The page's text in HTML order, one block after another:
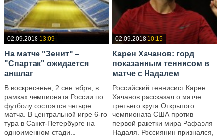
02.09.2018 13:09
На матче "Зенит" –
"Спартак" ожидается
аншлаг
В воскресенье, 2 сентября, в
рамках чемпионата России по
футболу состоятся четыре
матча. В центральной игре 6-го
тура в Санкт-Петербурге на
одноименном стади...
02.09.2018 10:15
Карен Хачанов: горд
показанным теннисом в
матче с Надалем
Российский теннисист Карен
Хачанов рассказал о матче
третьего круга Открытого
чемпионата США против
первой ракетки мира Рафаэля
Надаля. Россиянин признался,